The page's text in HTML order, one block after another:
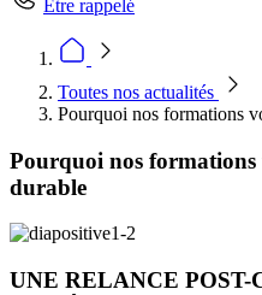
Être rappelé
Toutes nos actualités
Pourquoi nos formations
Pourquoi nos formations
durable
UNE RELANCE